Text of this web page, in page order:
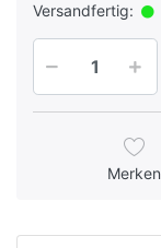
Versandfertig:
Merken